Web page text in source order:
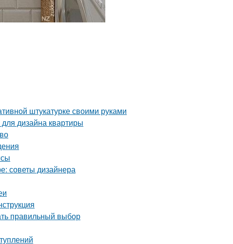
штукатурке своими руками
дизайна квартиры
советы дизайнера
правильный выбор